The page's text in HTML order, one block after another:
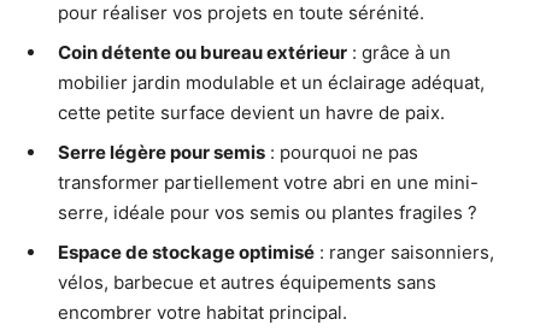
pour réaliser vos projets en toute sérénité.
Coin détente ou bureau extérieur : grâce à un
mobilier jardin modulable et un éclairage adéquat,
cette petite surface devient un havre de paix.
Serre légère pour semis : pourquoi ne pas
transformer partiellement votre abri en une mini-
serre, idéale pour vos semis ou plantes fragiles ?
Espace de stockage optimisé : ranger saisonniers,
vélos, barbecue et autres équipements sans
encombrer votre habitat principal.